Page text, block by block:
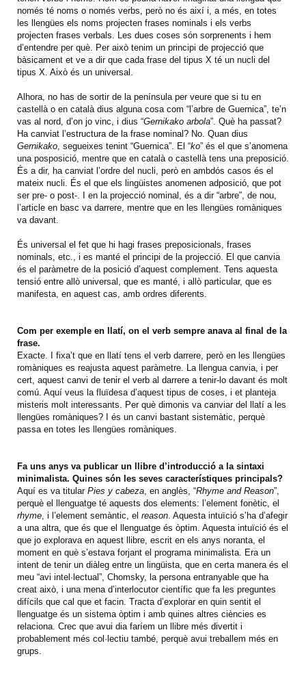
només té noms o només verbs, però no és així i, a més, en totes
les llengües els noms projecten frases nominals i els verbs
projecten frases verbals. Les dues coses són sorprenents i hem
d’entendre per què. Per això tenim un principi de projecció que
bàsicament et ve a dir que cada frase del tipus X té un nucli del
tipus X. Això és un universal.
Alhora, no has de sortir de la península per veure que si tu en
castellà o en català dius alguna cosa com “l’arbre de Guernica”, te’n
vas al nord, d’on jo vinc, i dius “Gernikako arbola”. Què ha passat?
Ha canviat l’estructura de la frase nominal? No. Quan dius
Gernikako, segueixes tenint “Guernica”. El “ko” és el que s’anomena
una posposició, mentre que en català o castellà tens una preposició.
És a dir, ha canviat l’ordre del nucli, però en ambdós casos és el
mateix nucli. És el que els lingüistes anomenen adposició, que pot
ser pre- o post-. I en la projecció nominal, és a dir “arbre”, de nou,
l’article en basc va darrere, mentre que en les llengües romàniques
va davant.
És universal el fet que hi hagi frases preposicionals, frases
nominals, etc., i es manté el principi de la projecció. El que canvia
és el paràmetre de la posició d’aquest complement. Tens aquesta
tensió entre allò universal, que es manté, i allò particular, que es
manifesta, en aquest cas, amb ordres diferents.
Com per exemple en llatí, on el verb sempre anava al final de la
frase.
Exacte. I fixa’t que en llatí tens el verb darrere, però en les llengües
romàniques es reajusta aquest paràmetre. La llengua canvia, i per
cert, aquest canvi de tenir el verb al darrere a tenir-lo davant és molt
comú. Aquí veus la fluïdesa d’aquest tipus de coses, i et planteja
misteris molt interessants. Per què dimonis va canviar del llatí a les
llengües romàniques? I és un canvi bastant sistemàtic, perquè
passa en totes les llengües romàniques.
Fa uns anys va publicar un llibre d’introducció a la sintaxi
minimalista. Quines són les seves característiques principals?
Aquí es va titular Pies y cabeza, en anglès, “Rhyme and Reason”,
perquè el llenguatge té aquests dos elements: l’element fonètic, el
rhyme, i l’element semàntic, el reason. Aquesta intuïció s’ha d’afegir
a una altra, que és que el llenguatge és òptim. Aquesta intuïció és el
que jo explorava en aquest llibre, escrit en els anys noranta, el
moment en què s’estava forjant el programa minimalista. Era un
intent de tenir un diàleg entre un lingüista, que en certa manera és el
meu “avi intel·lectual”, Chomsky, la persona entranyable que ha
creat això, i una mena d’interlocutor científic que fa les preguntes
difícils que cal que et facin. Tracta d’explorar en quin sentit el
llenguatge és un sistema òptim i amb quines altres ciències es
relaciona. Crec que avui dia faríem un llibre més divertit i
probablement més col·lectiu també, perquè avui treballem més en
grups.